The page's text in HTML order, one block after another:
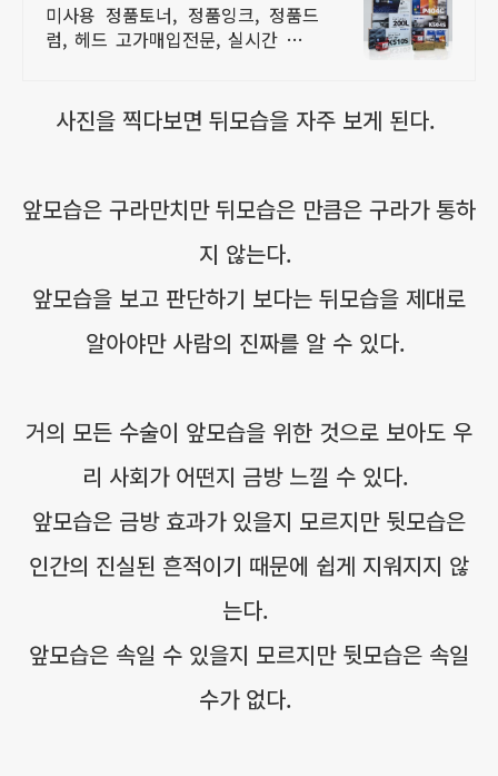
미사용 정품토너, 정품잉크, 정품드
럼, 헤드 고가매입전문, 실시간 현금
사진을 찍다보면 뒤모습을 자주 보게 된다.
앞모습은 구라만치만 뒤모습은 만큼은 구라가 통하
지 않는다.
앞모습을 보고 판단하기 보다는 뒤모습을 제대로
알아야만 사람의 진짜를 알 수 있다.
거의 모든 수술이 앞모습을 위한 것으로 보아도 우
리 사회가 어떤지 금방 느낄 수 있다.
앞모습은 금방 효과가 있을지 모르지만 뒷모습은
인간의 진실된 흔적이기 때문에 쉽게 지워지지 않
는다.
앞모습은 속일 수 있을지 모르지만 뒷모습은 속일
수가 없다.